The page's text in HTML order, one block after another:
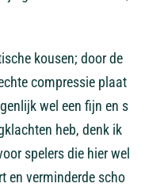
kousen; door de
compressie plaat
wel een fijn en s
heb, denk ik
spelers die hier wel
en verminderde scho